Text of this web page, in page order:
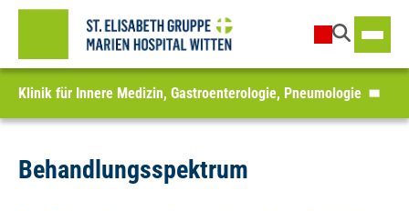
Klinik für Innere Medizin, Gastroenterologie, Pneumologie
Behandlungsspektrum